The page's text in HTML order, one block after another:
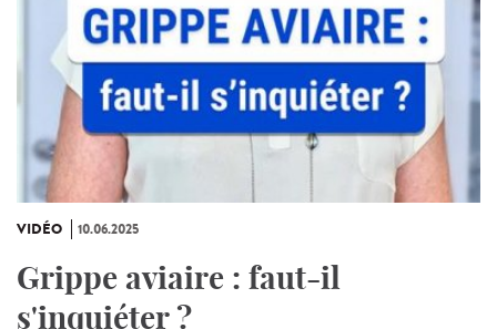
VIDÉO 10.06.2025
Grippe aviaire : faut-il
s'inquiéter ?